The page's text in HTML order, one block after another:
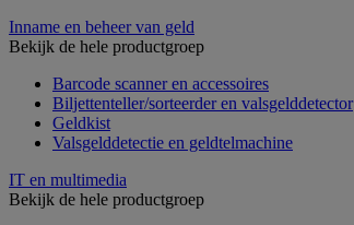
Inname en beheer van geld
Bekijk de hele productgroep
Barcode scanner en accessoires
Biljettenteller/sorteerder en valsgelddetector
Geldkist
Valsgelddetectie en geldtelmachine
IT en multimedia
Bekijk de hele productgroep